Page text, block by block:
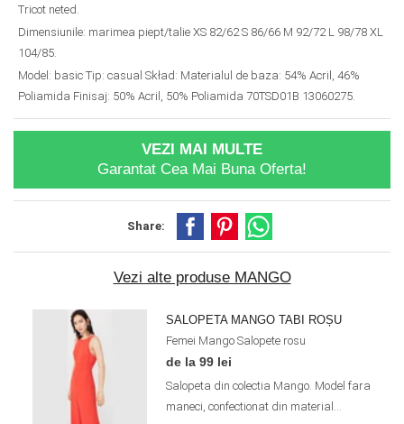
Tricot neted.
Dimensiunile: marimea piept/talie XS 82/62 S 86/66 M 92/72 L 98/78 XL
104/85.
Model: basic Tip: casual Skład: Materialul de baza: 54% Acril, 46%
Poliamida Finisaj: 50% Acril, 50% Poliamida 70TSD01B 13060275.
VEZI MAI MULTE
Garantat Cea Mai Buna Oferta!
Share:
Vezi alte produse MANGO
SALOPETA MANGO TABI ROȘU
Femei Mango Salopete rosu
de la 99 lei
Salopeta din colectia Mango. Model fara
maneci, confectionat din material...